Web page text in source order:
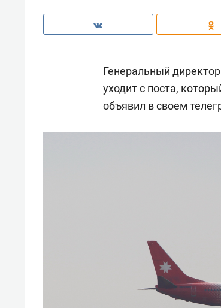
Генеральный
уходит с поста,
объявил в своем